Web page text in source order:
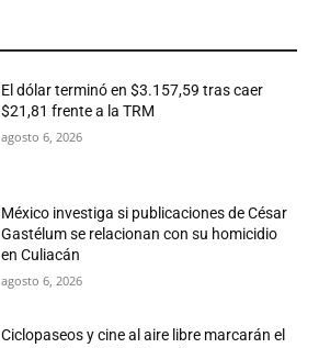
El dólar terminó en $3.157,59 tras caer
$21,81 frente a la TRM
agosto 6, 2026
México investiga si publicaciones de César
Gastélum se relacionan con su homicidio
en Culiacán
agosto 6, 2026
Ciclopaseos y cine al aire libre marcarán el